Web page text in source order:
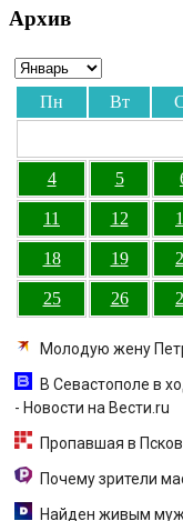
Архив
Пн Вт
4 5
11 12
18 19
25 26
Молодую жену
В Севастополе в
- Новости на Вести.ru
Пропавшая в
Почему зрители
Найден живым